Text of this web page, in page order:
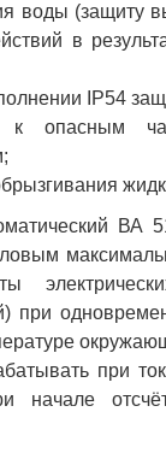
воды (защиту
в
IP54
опасным
ВА
при
при
начале